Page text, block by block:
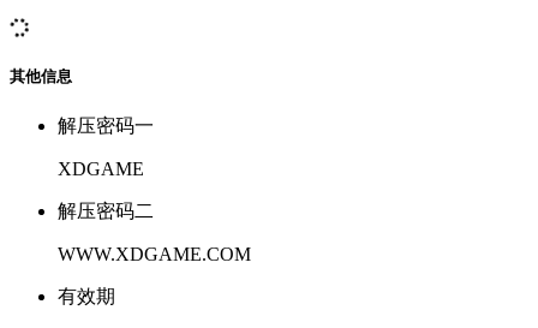
其他信息
解压密码一
XDGAME
解压密码二
WWW.XDGAME.COM
有效期